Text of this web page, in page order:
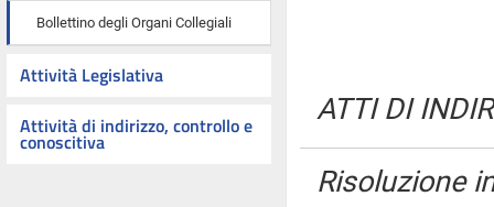
Bollettino degli Organi Collegiali
Attività Legislativa
Attività di indirizzo, controllo e
conoscitiva
ATTI DI
Risoluzione